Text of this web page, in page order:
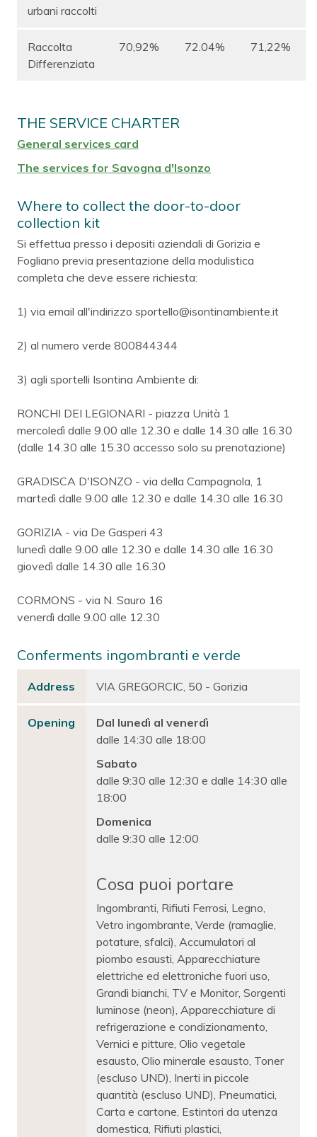
urbani raccolti
Raccolta
Differenziata
70,92% 72.04% 71,22%
THE SERVICE CHARTER
General services card
The services for Savogna d'Isonzo
Where to collect the door-to-door
collection kit
Si effettua presso i depositi aziendali di Gorizia e
Fogliano previa presentazione della modulistica
completa che deve essere richiesta:
1) via email all'indirizzo sportello@isontinambiente.it
2) al numero verde 800844344
3) agli sportelli Isontina Ambiente di:
RONCHI DEI LEGIONARI - piazza Unità 1
mercoledì dalle 9.00 alle 12.30 e dalle 14.30 alle 16.30
(dalle 14.30 alle 15.30 accesso solo su prenotazione)
GRADISCA D'ISONZO - via della Campagnola, 1
martedì dalle 9.00 alle 12.30 e dalle 14.30 alle 16.30
GORIZIA - via De Gasperi 43
lunedì dalle 9.00 alle 12.30 e dalle 14.30 alle 16.30
giovedì dalle 14.30 alle 16.30
CORMONS - via N. Sauro 16
venerdì dalle 9.00 alle 12.30
Conferments ingombranti e verde
Address VIA GREGORCIC, 50 - Gorizia
Opening
Dal lunedì al venerdì
dalle 14:30 alle 18:00
Sabato
dalle 9:30 alle 12:30 e dalle 14:30 alle
18:00
Domenica
dalle 9:30 alle 12:00
Cosa puoi portare
Ingombranti, Rifiuti Ferrosi, Legno,
Vetro ingombrante, Verde (ramaglie,
potature, sfalci), Accumulatori al
piombo esausti, Apparecchiature
elettriche ed elettroniche fuori uso,
Grandi bianchi, TV e Monitor, Sorgenti
luminose (neon), Apparecchiature di
refrigerazione e condizionamento,
Vernici e pitture, Olio vegetale
esausto, Olio minerale esausto, Toner
(escluso UND), Inerti in piccole
quantità (escluso UND), Pneumatici,
Carta e cartone, Estintori da utenza
domestica, Rifiuti plastici,